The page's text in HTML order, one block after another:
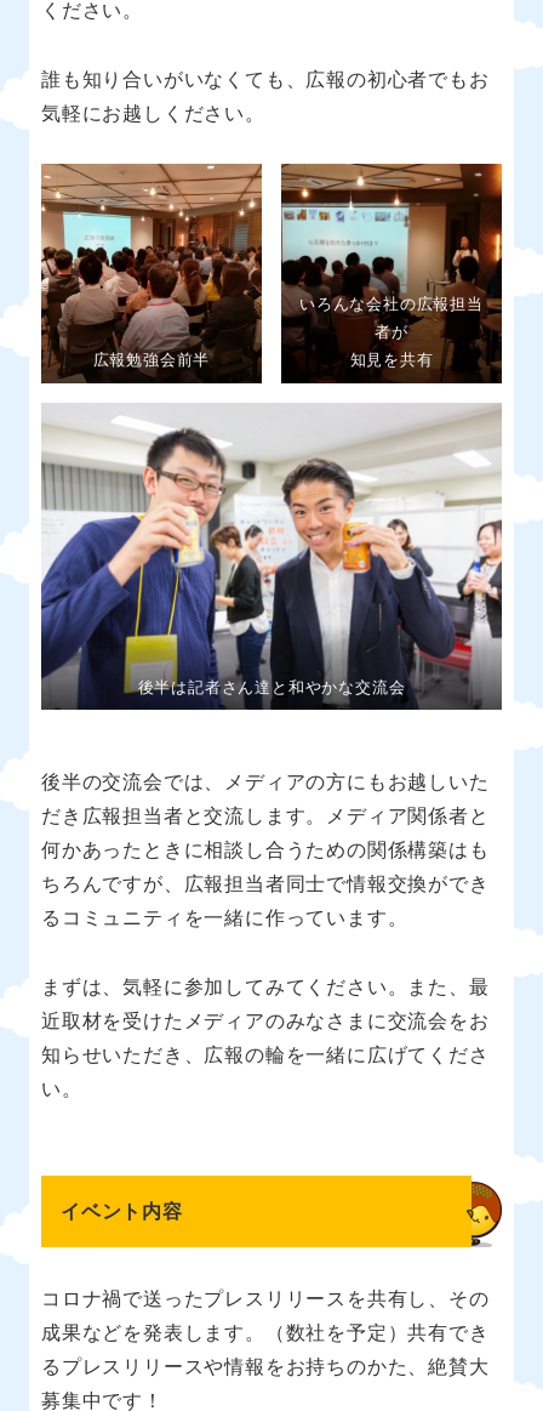
ください。
誰も知り合いがいなくても、広報の初心者でもお
気軽にお越しください。
広報勉強会前半
いろんな会社の広報担当
者が
知見を共有
後半は記者さん達と和やかな交流会
後半の交流会では、メディアの方にもお越しいた
だき広報担当者と交流します。メディア関係者と
何かあったときに相談し合うための関係構築はも
ちろんですが、広報担当者同士で情報交換ができ
るコミュニティを一緒に作っています。
まずは、気軽に参加してみてください。また、最
近取材を受けたメディアのみなさまに交流会をお
知らせいただき、広報の輪を一緒に広げてくださ
い。
イベント内容
コロナ禍で送ったプレスリリースを共有し、その
成果などを発表します。（数社を予定）共有でき
るプレスリリースや情報をお持ちのかた、絶賛大
募集中です！